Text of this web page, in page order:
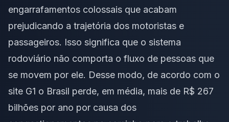
engarrafamentos colossais que acabam
prejudicando a trajetória dos motoristas e
passageiros. Isso significa que o sistema
rodoviário não comporta o fluxo de pessoas que
se movem por ele. Desse modo, de acordo com o
site G1 o Brasil perde, em média, mais de R$ 267
bilhões por ano por causa dos